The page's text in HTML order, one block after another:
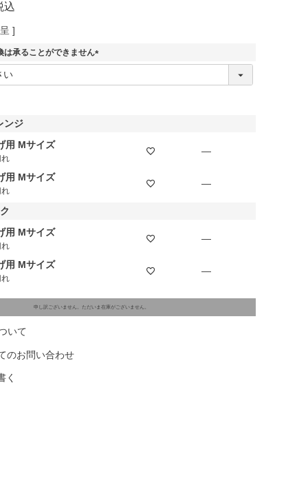
込
]
は承ることができません
(
ンジ
用 Mサイズ
—
用 Mサイズ
—
用 Mサイズ
—
用 Mサイズ
—
申し訳ございません。ただいま在庫がございません。
いて
のお問い合わせ
く